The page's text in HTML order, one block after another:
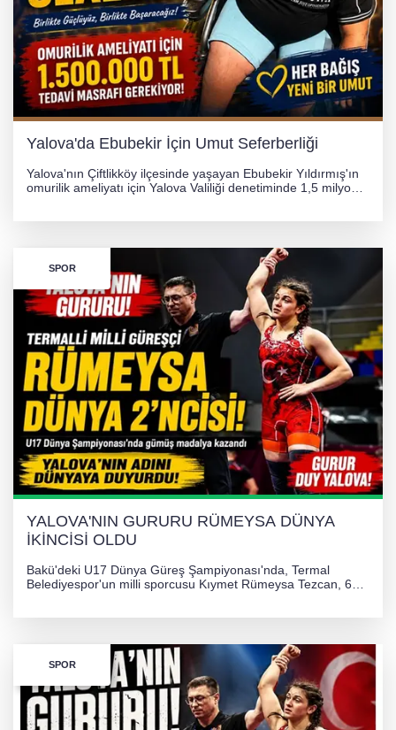
Yalova'da Ebubekir İçin Umut Seferberliği
Yalova'nın Çiftlikköy ilçesinde yaşayan Ebubekir Yıldırmış'ın
omurilik ameliyatı için Yalova Valiliği denetiminde 1,5 milyon
SPOR
YALOVA'NIN GURURU RÜMEYSA DÜNYA
İKİNCİSİ OLDU
Bakü'deki U17 Dünya Güreş Şampiyonası'nda, Termal
Belediyespor'un milli sporcusu Kıymet Rümeysa Tezcan, 69
SPOR